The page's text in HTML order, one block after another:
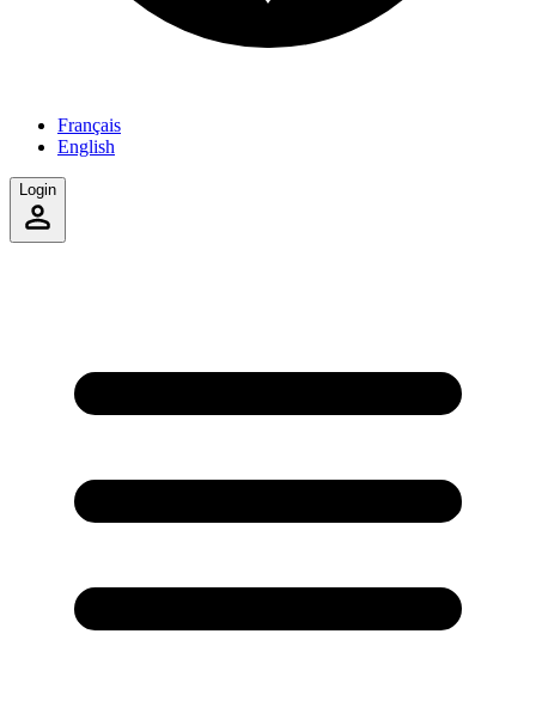
Français
English
Login